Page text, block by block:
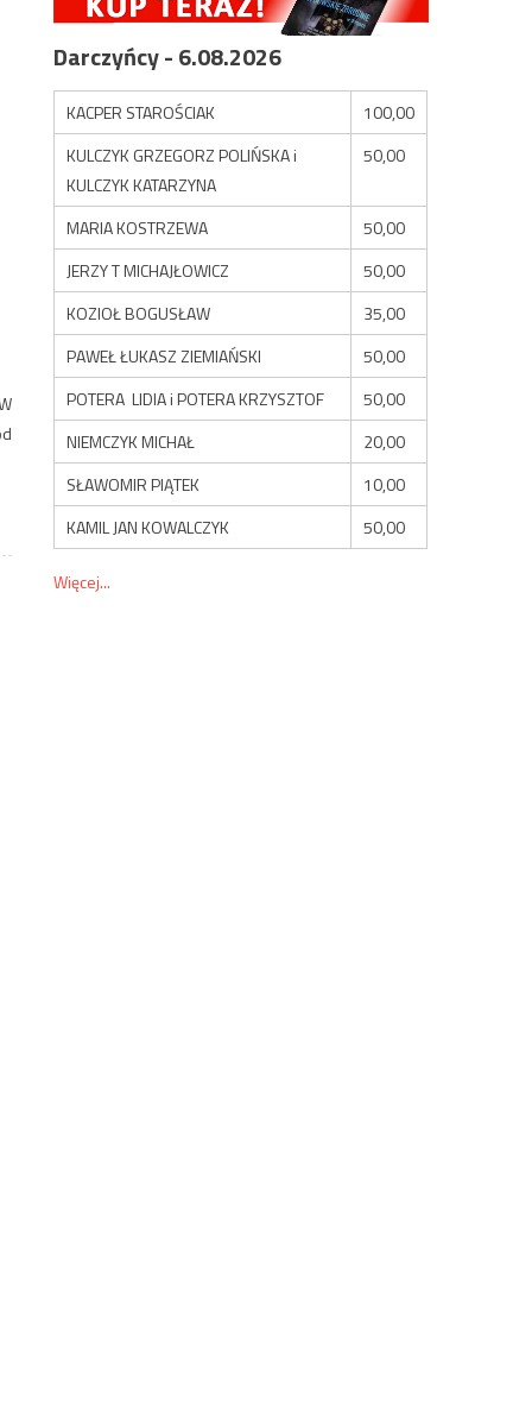
Darczyńcy - 6.08.2026
KACPER STAROŚCIAK
100,00
KULCZYK GRZEGORZ POLIŃSKA i
KULCZYK KATARZYNA
50,00
MARIA KOSTRZEWA
50,00
JERZY T MICHAJŁOWICZ
50,00
KOZIOŁ BOGUSŁAW
35,00
PAWEŁ ŁUKASZ ZIEMIAŃSKI
50,00
POTERA LIDIA i POTERA KRZYSZTOF
50,00
NIEMCZYK MICHAŁ
20,00
SŁAWOMIR PIĄTEK
10,00
KAMIL JAN KOWALCZYK
50,00
Więcej...